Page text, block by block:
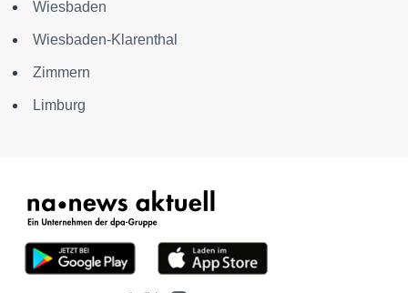
Wiesbaden
Wiesbaden-Klarenthal
Zimmern
Limburg